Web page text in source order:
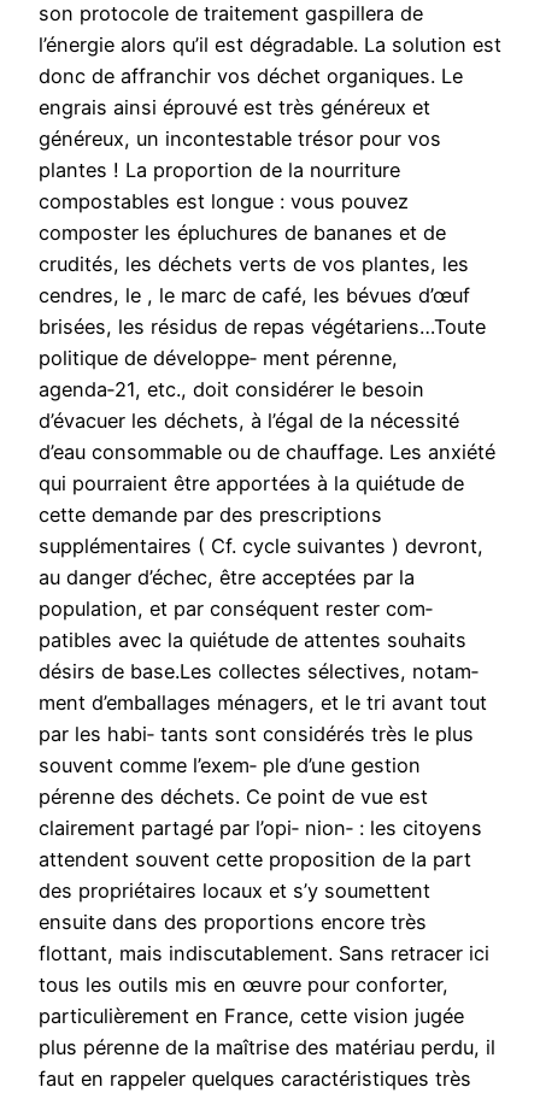
son protocole de traitement gaspillera de
l’énergie alors qu’il est dégradable. La solution est
donc de affranchir vos déchet organiques. Le
engrais ainsi éprouvé est très généreux et
généreux, un incontestable trésor pour vos
plantes ! La proportion de la nourriture
compostables est longue : vous pouvez
composter les épluchures de bananes et de
crudités, les déchets verts de vos plantes, les
cendres, le , le marc de café, les bévues d’œuf
brisées, les résidus de repas végétariens…Toute
politique de développe‑ ment pérenne,
agenda‑21, etc., doit considérer le besoin
d’évacuer les déchets, à l’égal de la nécessité
d’eau consommable ou de chauffage. Les anxiété
qui pourraient être apportées à la quiétude de
cette demande par des prescriptions
supplémentaires ( Cf. cycle suivantes ) devront,
au danger d’échec, être acceptées par la
population, et par conséquent rester com‑
patibles avec la quiétude de attentes souhaits
désirs de base.Les collectes sélectives, notam‑
ment d’emballages ménagers, et le tri avant tout
par les habi‑ tants sont considérés très le plus
souvent comme l’exem‑ ple d’une gestion
pérenne des déchets. Ce point de vue est
clairement partagé par l’opi‑ nion‑ : les citoyens
attendent souvent cette proposition de la part
des propriétaires locaux et s’y soumettent
ensuite dans des proportions encore très
flottant, mais indiscutablement. Sans retracer ici
tous les outils mis en œuvre pour conforter,
particulièrement en France, cette vision jugée
plus pérenne de la maîtrise des matériau perdu, il
faut en rappeler quelques caractéristiques très